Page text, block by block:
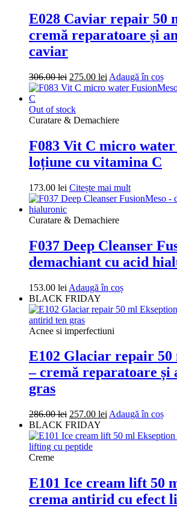
E028 Caviar repair 50
cremă reparatoare și
caviar
306.00lei Prețul
inițial
fost:
306.00 lei.
275.00 lei Prețul
curent
Adaugă în coș
Out of stock
Curatare & Demachiere
F083 Vit C micro water
loțiune cu vitamina C
173.00 lei Citește mai mult
Curatare & Demachiere
F037 Deep Cleanser
demachiant cu acid
153.00 lei Adaugă în coș
BLACK FRIDAY
Acnee si imperfectiuni
E102 Glaciar repair 50
– cremă reparatoare
gras
286.00lei Prețul
inițial
a
fost:
257.00 lei Prețul
este:
Adaugă în coș
BLACK FRIDAY
Creme
E101 Ice cream lift 50
crema antirid cu efect